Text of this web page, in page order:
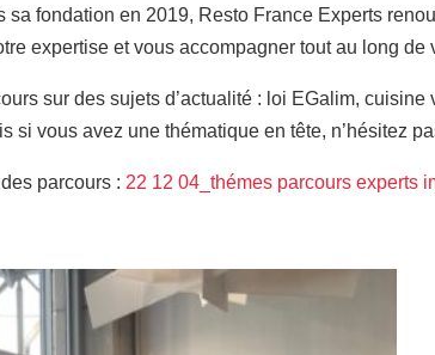
sa fondation en 2019, Resto France Experts
expertise et vous accompagner tout au long de
sur des sujets d’actualité : loi EGalim,
si vous avez une thématique en tête, n’hésitez
parcours : 22 12 04_thémes parcours experts